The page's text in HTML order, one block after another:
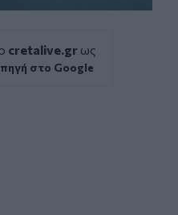
cretalive.gr ως
στο Google